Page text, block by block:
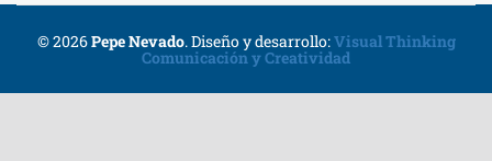
© 2026Pepe Nevado.Diseño y desarrollo:Visual Thinking
Comunicación y Creatividad